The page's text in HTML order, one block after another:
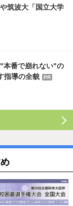
筑波大「国立大学
本番で崩れない"の
指導の全貌
PR